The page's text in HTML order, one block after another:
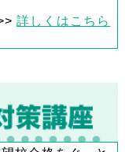
詳しくはこちら